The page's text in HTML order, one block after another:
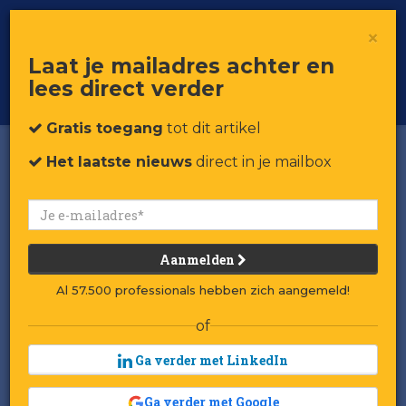
Voor professionals in retail & brands
Toggle
×
Laat je mailadres achter en
lees direct verder
Gratis toegang tot dit artikel
Het laatste nieuws direct in je mailbox
Aanmelden
Al 57.500 professionals hebben zich aangemeld!
of
Ga verder met LinkedIn
Ga verder met Google